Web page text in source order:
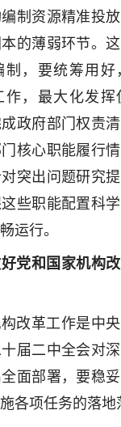
制资源精准投
的薄弱环节。
制，要统筹用好
作，最大化发挥
政府部门权责
核心职能履行
突出问题研究
些职能配置科
运行。
党和国家机构
改革工作是中
届二中全会对
面部署，要稳
各项任务的落地